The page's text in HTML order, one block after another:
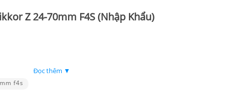
Z 24-70mm F4S (Nhập Khẩu)
Đọc thêm ▼
f4s